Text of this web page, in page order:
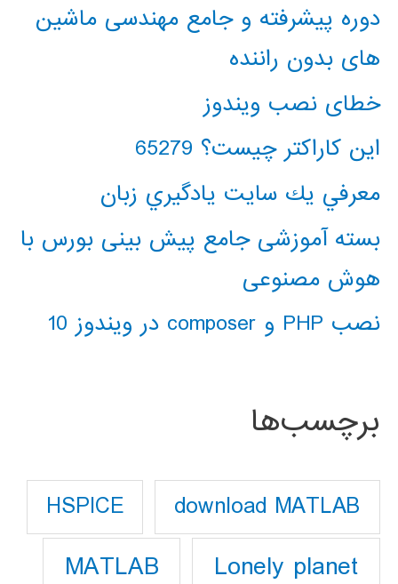
دوره پیشرفته و جامع مهندسی ماشین
های بدون راننده
خطای نصب ویندوز
این کاراکتر چیست؟ 65279
معرفي يك سايت يادگيري زبان
بسته آموزشی جامع پیش بینی بورس با
هوش مصنوعی
نصب PHP و composer در ویندوز 10
برچسب‌ها
download MATLAB
HSPICE
Lonely planet
MATLAB